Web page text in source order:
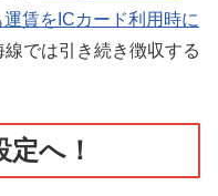
賃をICカード利用時に
では引き続き徴収する
へ！